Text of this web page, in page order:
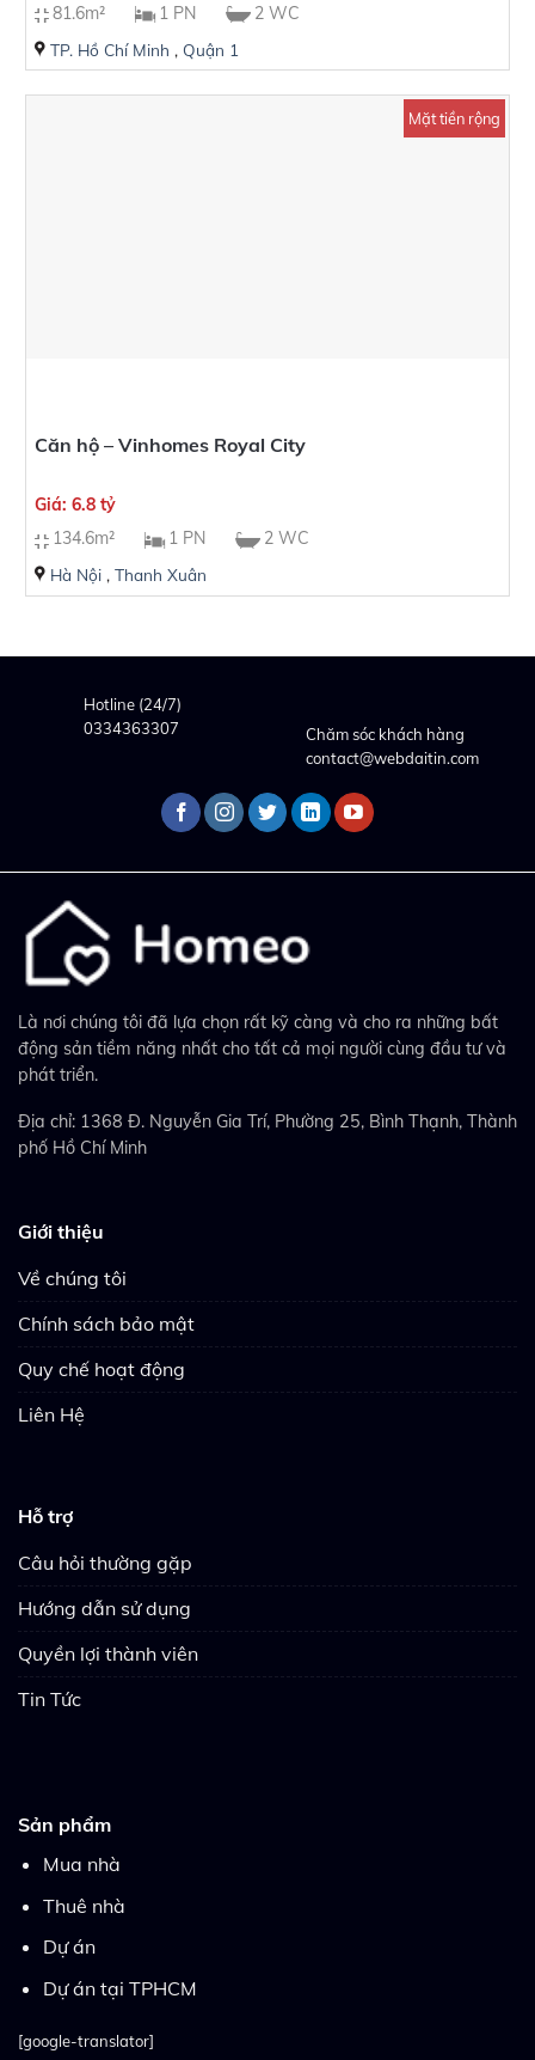
81.6m²
1 PN 2 WC
TP. Hồ Chí Minh , Quận 1
Mặt tiền rộng
Căn hộ – Vinhomes Royal City
Giá: 6.8 tỷ
134.6m²
1 PN 2 WC
Hà Nội, Thanh Xuân
Hotline (24/7)
0334363307
Chăm sóc khách hàng
contact@webdaitin.com
Là nơi chúng tôi đã lựa chọn rất kỹ càng và cho ra những bất
động sản tiềm năng nhất cho tất cả mọi người cùng đầu tư và
phát triển.
Địa chỉ: 1368 Đ. Nguyễn Gia Trí, Phường 25, Bình Thạnh, Thành
phố Hồ Chí Minh
Giới thiệu
Về chúng tôi
Chính sách bảo mật
Quy chế hoạt động
Liên Hệ
Hỗ trợ
Câu hỏi thường gặp
Hướng dẫn sử dụng
Quyền lợi thành viên
Tin Tức
Sản phẩm
Mua nhà
Thuê nhà
Dự án
Dự án tại TPHCM
[google-translator]